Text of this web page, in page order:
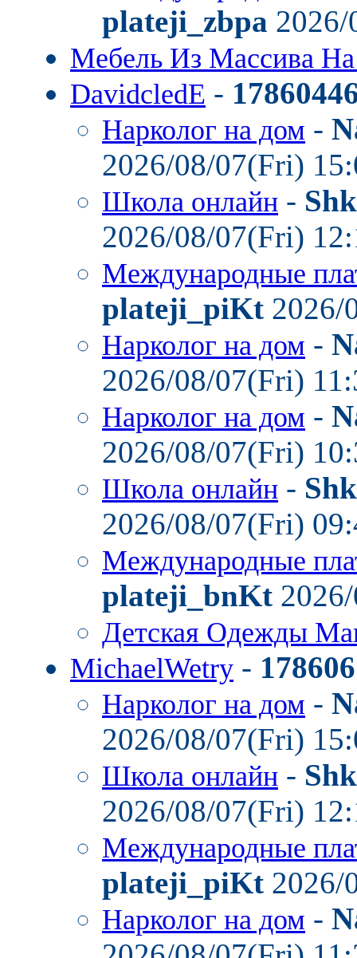
plateji_zbpa
Мебель Из Массива
DavidcledE -
Нарколог на дом -
2026/08/07(Fri)
Школа онлайн -
2026/08/07(Fri)
Международные
plateji_piKt 2026/
Нарколог на дом -
2026/08/07(Fri)
Нарколог на дом -
2026/08/07(Fri)
Школа онлайн -
2026/08/07(Fri)
Международные
plateji_bnKt
Детская Одежды
MichaelWetry -
Нарколог на дом -
2026/08/07(Fri)
Школа онлайн -
2026/08/07(Fri)
Международные
plateji_piKt 2026/
Нарколог на дом -